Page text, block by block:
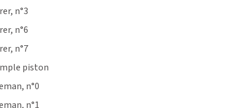
n°3
n°6
n°7
piston
n°0
n°1